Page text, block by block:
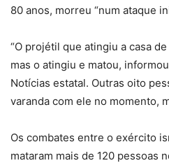
80 anos, morreu “num ataque
“O projétil que atingiu a casa
mas o atingiu e matou,
Notícias estatal. Outras oito
varanda com ele no momento,
Os combates entre o exército
mataram mais de 120 pessoas